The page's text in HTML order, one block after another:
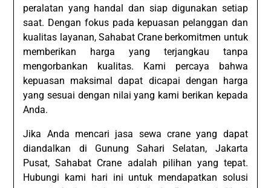
peralatan yang handal dan siap digunakan setiap
saat. Dengan fokus pada kepuasan pelanggan dan
kualitas layanan, Sahabat Crane berkomitmen untuk
memberikan harga yang terjangkau tanpa
mengorbankan kualitas. Kami percaya bahwa
kepuasan maksimal dapat dicapai dengan harga
yang sesuai dengan nilai yang kami berikan kepada
Anda.
Jika Anda mencari jasa sewa crane yang dapat
diandalkan di Gunung Sahari Selatan, Jakarta
Pusat, Sahabat Crane adalah pilihan yang tepat.
Hubungi kami hari ini untuk mendapatkan solusi